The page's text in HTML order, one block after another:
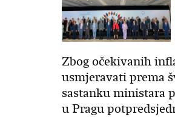
Zbog očekivanih
usmjeravati prema
sastanku ministara
u Pragu